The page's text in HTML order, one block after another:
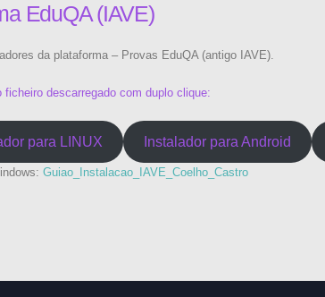
EduQA (IAVE)
da plataforma – Provas EduQA (antigo IAVE).
ficheiro descarregado com duplo clique:
para LINUX Instalador para Android
Guiao_Instalacao_IAVE_Coelho_Castro